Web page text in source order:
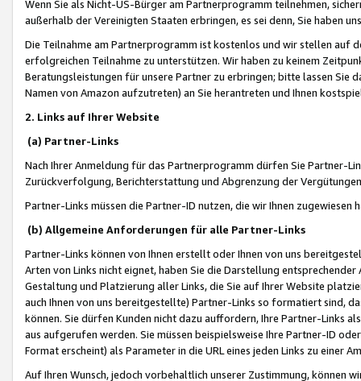
Wenn Sie als Nicht-US-Bürger am Partnerprogramm teilnehmen,
außerhalb der Vereinigten Staaten erbringen, es sei denn, Sie haben
Die Teilnahme am Partnerprogramm ist kostenlos und wir stellen auf
erfolgreichen Teilnahme zu unterstützen. Wir haben zu keinem
Beratungsleistungen für unsere Partner zu erbringen; bitte lassen Sie
Namen von Amazon aufzutreten) an Sie herantreten und Ihnen
2. Links auf Ihrer Website
(a) Partner-Links
Nach Ihrer Anmeldung für das Partnerprogramm dürfen Sie Partner-
Zurückverfolgung, Berichterstattung und Abgrenzung der
Partner-Links müssen die Partner-ID nutzen, die wir Ihnen zugewiesen
(b) Allgemeine Anforderungen für alle Partner-Links
Partner-Links können von Ihnen erstellt oder Ihnen von uns
Arten von Links nicht eignet, haben Sie die Darstellung
Gestaltung und Platzierung aller Links, die Sie auf Ihrer Website
auch Ihnen von uns bereitgestellte) Partner-Links so formatiert sind,
können. Sie dürfen Kunden nicht dazu auffordern, Ihre Partner-Links
aus aufgerufen werden. Sie müssen beispielsweise Ihre Partner-ID
Format erscheint) als Parameter in die URL eines jeden Links zu einer
Auf Ihren Wunsch, jedoch vorbehaltlich unserer Zustimmung, können